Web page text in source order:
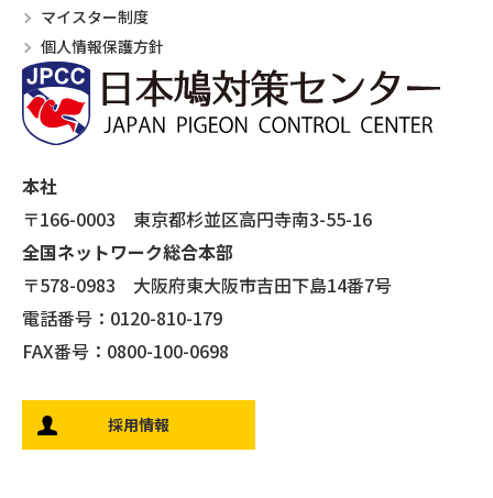
本社
〒166-0003 東京都杉並区高円寺南3-55-16
全国ネットワーク総合本部
〒578-0983 大阪府東大阪市吉田下島14番7号
電話番号：0120-810-179
FAX番号：0800-100-0698
採用情報
マイスター制度
個人情報保護方針